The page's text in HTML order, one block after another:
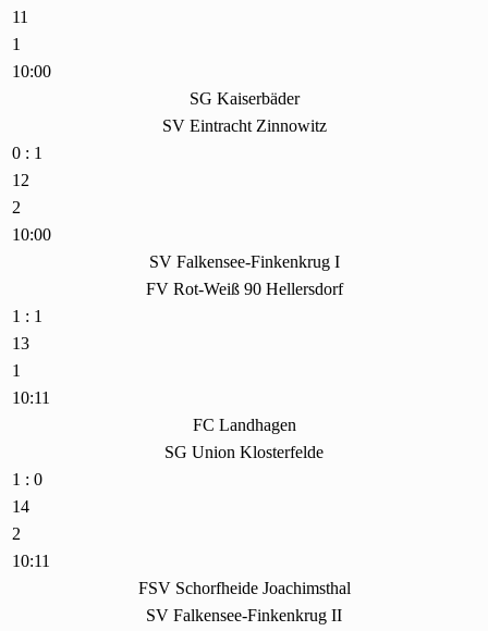
11
1
10:00
SG Kaiserbäder
SV Eintracht Zinnowitz
0 : 1
12
2
10:00
SV Falkensee-Finkenkrug I
FV Rot-Weiß 90 Hellersdorf
1 : 1
13
1
10:11
FC Landhagen
SG Union Klosterfelde
1 : 0
14
2
10:11
FSV Schorfheide Joachimsthal
SV Falkensee-Finkenkrug II